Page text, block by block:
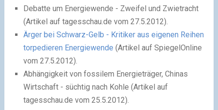
Debatte um Energiewende - Zweifel und Zwietracht
(Artikel auf tagesschau.de vom 27.5.2012).
Ärger bei Schwarz-Gelb - Kritiker aus eigenen Reihen
torpedieren Energiewende (Artikel auf SpiegelOnline
vom 27.5.2012).
Abhängigkeit von fossilem Energieträger, Chinas
Wirtschaft - süchtig nach Kohle (Artikel auf
tagesschau.de vom 25.5.2012).